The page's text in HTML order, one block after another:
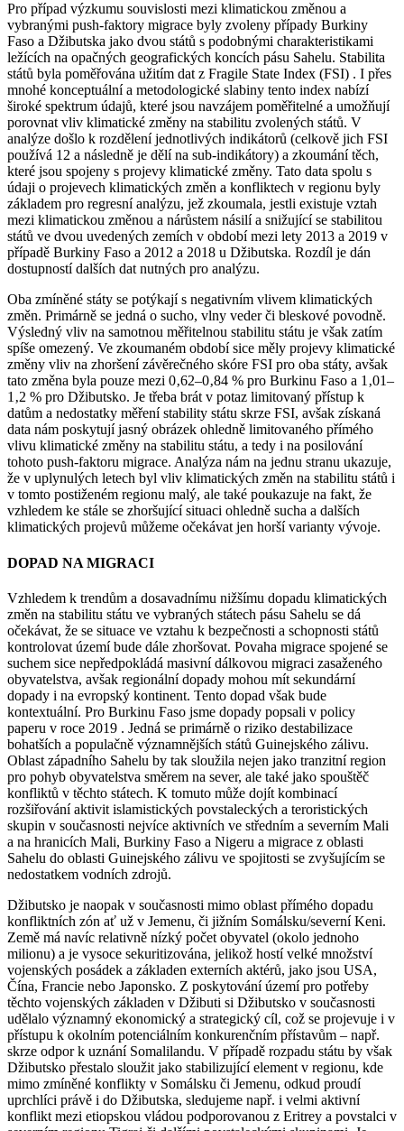
Pro případ výzkumu souvislosti mezi klimatickou změnou a
vybranými push-faktory migrace byly zvoleny případy Burkiny
Faso a Džibutska jako dvou států s podobnými charakteristikami
ležících na opačných geografických koncích pásu Sahelu. Stabilita
států byla poměřována užitím dat z Fragile State Index (FSI) . I přes
mnohé konceptuální a metodologické slabiny tento index nabízí
široké spektrum údajů, které jsou navzájem poměřitelné a umožňují
porovnat vliv klimatické změny na stabilitu zvolených států. V
analýze došlo k rozdělení jednotlivých indikátorů (celkově jich FSI
používá 12 a následně je dělí na sub-indikátory) a zkoumání těch,
které jsou spojeny s projevy klimatické změny. Tato data spolu s
údaji o projevech klimatických změn a konfliktech v regionu byly
základem pro regresní analýzu, jež zkoumala, jestli existuje vztah
mezi klimatickou změnou a nárůstem násilí a snižující se stabilitou
států ve dvou uvedených zemích v období mezi lety 2013 a 2019 v
případě Burkiny Faso a 2012 a 2018 u Džibutska. Rozdíl je dán
dostupností dalších dat nutných pro analýzu.
Oba zmíněné státy se potýkají s negativním vlivem klimatických
změn. Primárně se jedná o sucho, vlny veder či bleskové povodně.
Výsledný vliv na samotnou měřitelnou stabilitu státu je však zatím
spíše omezený. Ve zkoumaném období sice měly projevy klimatické
změny vliv na zhoršení závěrečného skóre FSI pro oba státy, avšak
tato změna byla pouze mezi 0‚62–0‚84 % pro Burkinu Faso a 1‚01–
1‚2 % pro Džibutsko. Je třeba brát v potaz limitovaný přístup k
datům a nedostatky měření stability státu skrze FSI, avšak získaná
data nám poskytují jasný obrázek ohledně limitovaného přímého
vlivu klimatické změny na stabilitu státu, a tedy i na posilování
tohoto push-faktoru migrace. Analýza nám na jednu stranu ukazuje,
že v uplynulých letech byl vliv klimatických změn na stabilitu států i
v tomto postiženém regionu malý, ale také poukazuje na fakt, že
vzhledem ke stále se zhoršující situaci ohledně sucha a dalších
klimatických projevů můžeme očekávat jen horší varianty vývoje.
DOPAD NA MIGRACI
Vzhledem k trendům a dosavadnímu nižšímu dopadu klimatických
změn na stabilitu státu ve vybraných státech pásu Sahelu se dá
očekávat, že se situace ve vztahu k bezpečnosti a schopnosti států
kontrolovat území bude dále zhoršovat. Povaha migrace spojené se
suchem sice nepředpokládá masivní dálkovou migraci zasaženého
obyvatelstva, avšak regionální dopady mohou mít sekundární
dopady i na evropský kontinent. Tento dopad však bude
kontextuální. Pro Burkinu Faso jsme dopady popsali v policy
paperu v roce 2019 . Jedná se primárně o riziko destabilizace
bohatších a populačně významnějších států Guinejského zálivu.
Oblast západního Sahelu by tak sloužila nejen jako tranzitní region
pro pohyb obyvatelstva směrem na sever, ale také jako spouštěč
konfliktů v těchto státech. K tomuto může dojít kombinací
rozšiřování aktivit islamistických povstaleckých a teroristických
skupin v současnosti nejvíce aktivních ve středním a severním Mali
a na hranicích Mali, Burkiny Faso a Nigeru a migrace z oblasti
Sahelu do oblasti Guinejského zálivu ve spojitosti se zvyšujícím se
nedostatkem vodních zdrojů.
Džibutsko je naopak v současnosti mimo oblast přímého dopadu
konfliktních zón ať už v Jemenu, či jižním Somálsku/severní Keni.
Země má navíc relativně nízký počet obyvatel (okolo jednoho
milionu) a je vysoce sekuritizována, jelikož hostí velké množství
vojenských posádek a základen externích aktérů, jako jsou USA,
Čína, Francie nebo Japonsko. Z poskytování území pro potřeby
těchto vojenských základen v Džibuti si Džibutsko v současnosti
udělalo významný ekonomický a strategický cíl, což se projevuje i v
přístupu k okolním potenciálním konkurenčním přístavům – např.
skrze odpor k uznání Somalilandu. V případě rozpadu státu by však
Džibutsko přestalo sloužit jako stabilizující element v regionu, kde
mimo zmíněné konflikty v Somálsku či Jemenu, odkud proudí
uprchlíci právě i do Džibutska, sledujeme např. i velmi aktivní
konflikt mezi etiopskou vládou podporovanou z Eritrey a povstalci v